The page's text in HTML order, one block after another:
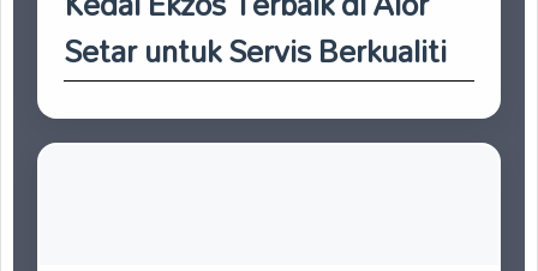
Setar untuk Servis Berkualiti